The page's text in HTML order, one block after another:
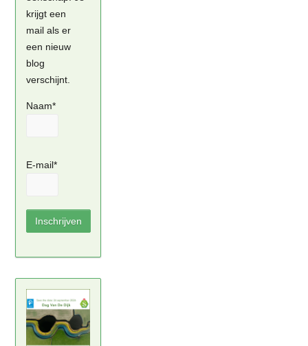
krijgt een
mail als er
een nieuw
blog
verschijnt.
Naam*
E-mail*